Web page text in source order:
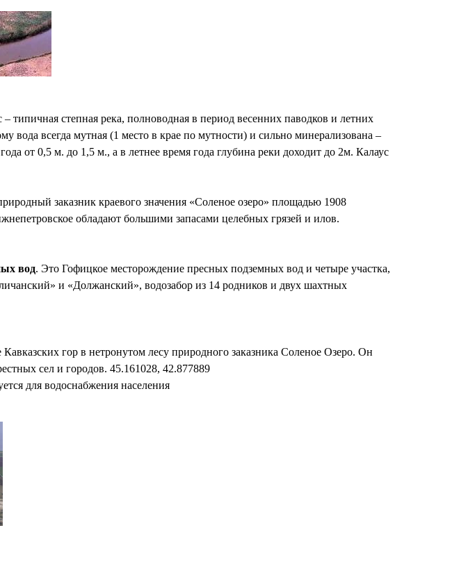
типичная степная река, полноводная в период весенних паводков и летних
вода всегда мутная (1 место в крае по мутности) и сильно минерализована –
от 0,5 м. до 1,5 м., а в летнее время года глубина реки доходит до 2м. Калаус
заказник краевого значения «Соленое озеро» площадью 1908
обладают большими запасами целебных грязей и илов.
вод. Это Гофицкое месторождение пресных подземных вод и четыре участка,
и «Должанский», водозабор из 14 родников и двух шахтных
гор в нетронутом лесу природного заказника Соленое Озеро. Он
сел и городов. 45.161028, 42.877889
для водоснабжения населения